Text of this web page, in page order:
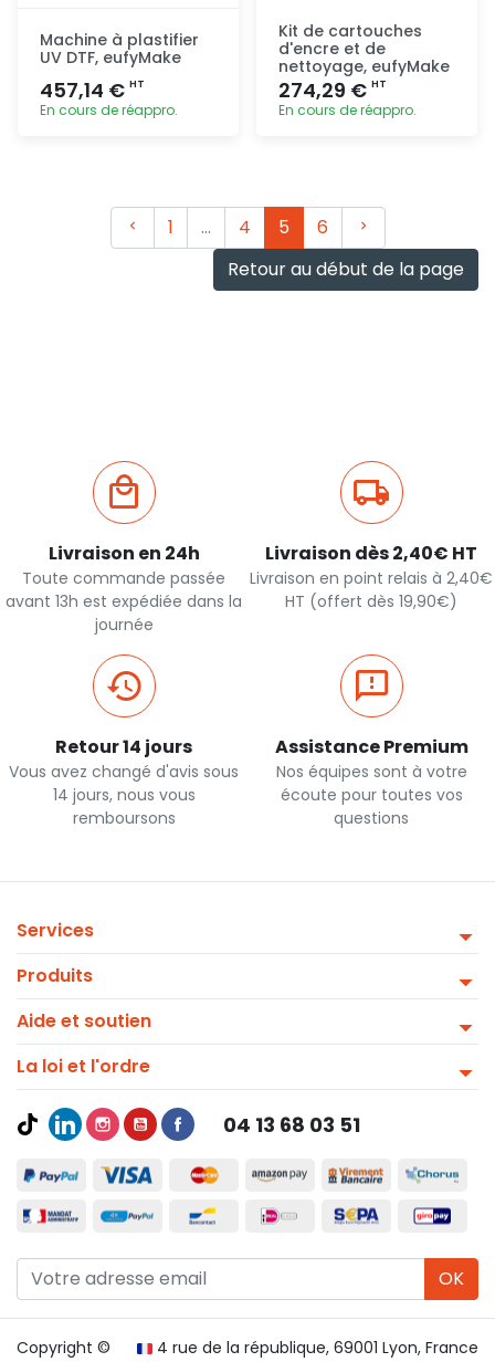
Machine à plastifier
UV DTF, eufyMake
457,14 € HT
En cours de réappro.
Kit de cartouches
d'encre et de
nettoyage, eufyMake
274,29 € HT
En cours de réappro.
Précédent
1 … 4 5 6
Suivant
Retour au début de la page
Livraison en 24h
Toute commande passée
avant 13h est expédiée dans la
journée
Livraison dès 2,40€ HT
Livraison en point relais à 2,40€
HT (offert dès 19,90€)
Retour 14 jours
Vous avez changé d'avis sous
14 jours, nous vous
remboursons
Assistance Premium
Nos équipes sont à votre
écoute pour toutes vos
questions
Services
Produits
Aide et soutien
La loi et l'ordre
04 13 68 03 51
OK
4 rue de la république, 69001 Lyon, France
Copyright ©